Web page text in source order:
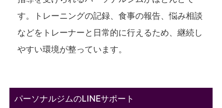
す。トレーニングの記録、食事の報告、悩み相談
などをトレーナーと日常的に行えるため、継続し
やすい環境が整っています。
パーソナルジムのLINEサポート